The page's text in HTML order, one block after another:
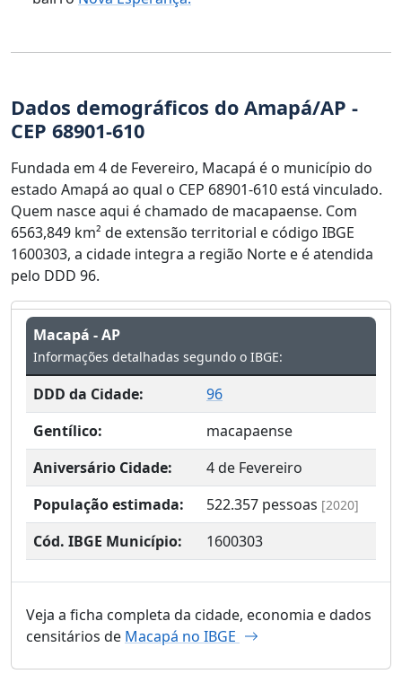
Dados demográficos do Amapá/AP -
CEP 68901-610
Fundada em 4 de Fevereiro, Macapá é o município do
estado Amapá ao qual o CEP 68901-610 está vinculado.
Quem nasce aqui é chamado de macapaense. Com
6563,849 km² de extensão territorial e código IBGE
1600303, a cidade integra a região Norte e é atendida
pelo DDD 96.
Macapá - AP
Informações detalhadas segundo o IBGE:
DDD da Cidade:
96
Gentílico:
macapaense
Aniversário Cidade:
4 de Fevereiro
População estimada:
522.357 pessoas [2020]
Cód. IBGE Município: 1600303
Veja a ficha completa da cidade, economia e dados
censitários de Macapá no IBGE